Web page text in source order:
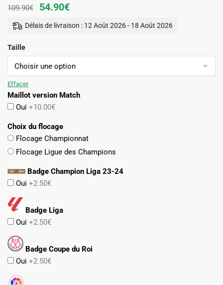
109.90€
Le
prix
109.90€.
54.90€Le
54.90€.
Délais de livraison : 12 Août 2026 - 18 Août 2026
Taille
Effacer
Maillot version Match
Oui +10.00€
Choix du flocage
Flocage Championnat
Flocage Ligue des Champions
Badge Champion Liga 23-24
Oui +2.50€
Badge Liga
Oui +2.50€
Badge Coupe du Roi
Oui +2.50€